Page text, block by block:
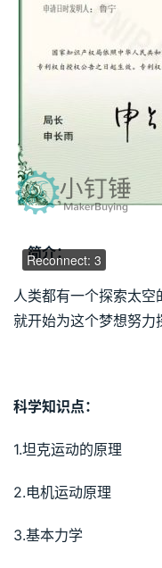
Reconnect: 4
简介：
人类都有一个探索太
就开始为这个梦想努力
科学知识点：
1.坦克运动的原理
2.电机运动原理
3.基本力学